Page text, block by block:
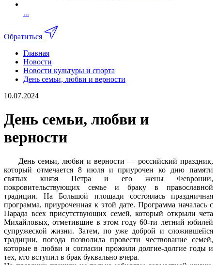
...
Обратиться
Главная
Новости
Новости культуры и спорта
День семьи, любви и верности
10.07.2024
День семьи, любви и
верности
День семьи, любви и верности — российский праздник,
который отмечается 8 июля и приурочен ко дню памяти
святых князя Петра и его жены Февронии,
покровительствующих семье и браку в православной
традиции. На Большой площади состоялась праздничная
программа, приуроченная к этой дате. Программа началась с
Парада всех присутствующих семей, который открыли чета
Михайловых, отметившие в этом году 60-ти летний юбилей
супружеской жизни. Затем, по уже доброй и сложившейся
традиции, погода позволила провести чествование семей,
которые в любви и согласии прожили долгие-долгие годы и
тех, кто вступил в брак буквально вчера.